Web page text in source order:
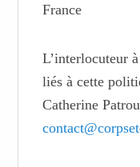
France
L’interlocuteur
liés à cette
Catherine